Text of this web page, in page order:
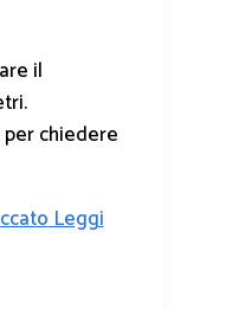
il
chiedere
Leggi